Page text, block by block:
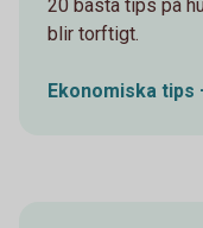
20 bästa tips på
blir torftigt.
Ekonomiska tips